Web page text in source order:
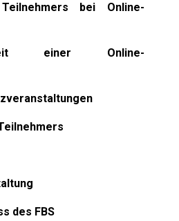
bei Online-
einer Online-
des FBS